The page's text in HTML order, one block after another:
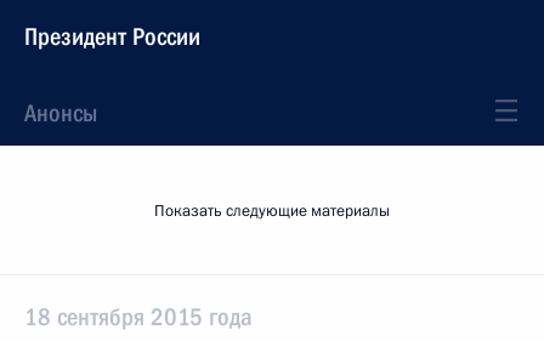
Президент России
Анонсы
Показать следующие материалы
18 сентября 2015 года